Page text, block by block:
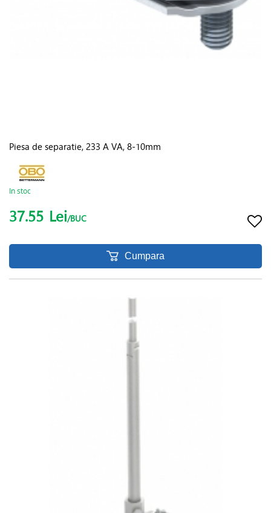
Piesa de separatie, 233 A VA, 8-10mm
In stoc
37.55 Lei/BUC
Cumpara